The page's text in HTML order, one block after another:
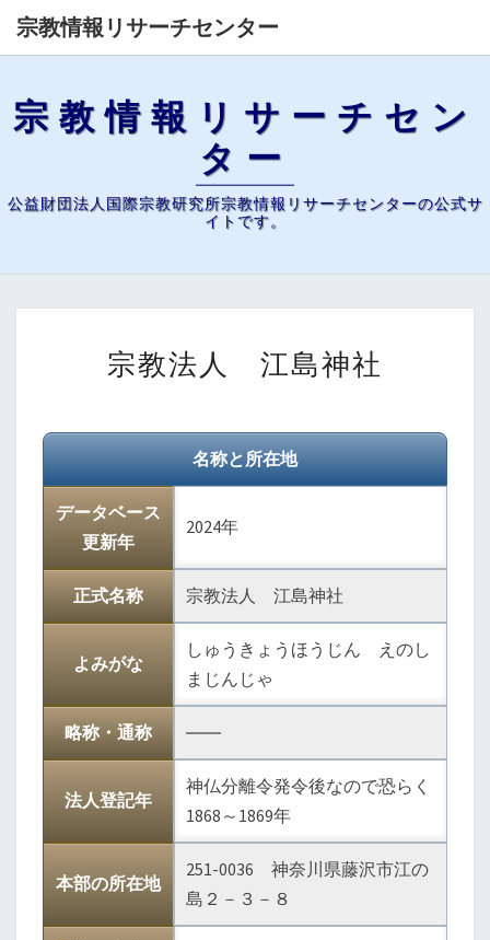
宗教情報リサーチセンター
宗教情報リサーチセン
ター
公益財団法人国際宗教研究所宗教情報リサーチセンターの公式サ
イトです。
教
人
江
島
宗教法人 江島神社
名称と所在地
データベース
更新年
2024年
正式名称 宗教法人 江島神社
よみがな
しゅうきょうほうじん えのし
まじんじゃ
略称・通称 ――
法人登記年
神仏分離令発令後なので恐らく
1868～1869年
本部の所在地
251-0036 神奈川県藤沢市江の
島２－３－８